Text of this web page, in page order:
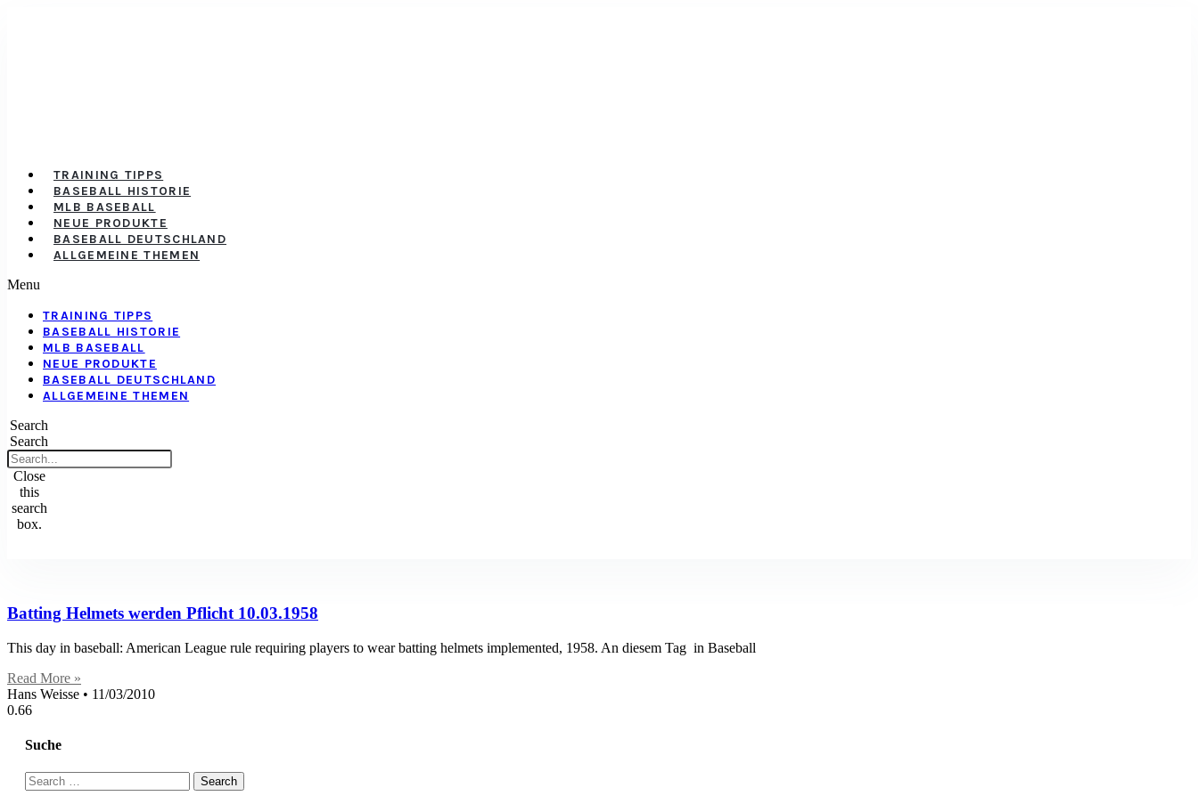
TRAINING TIPPS
BASEBALL HISTORIE
MLB BASEBALL
NEUE PRODUKTE
BASEBALL DEUTSCHLAND
ALLGEMEINE THEMEN
Menu
TRAINING TIPPS
BASEBALL HISTORIE
MLB BASEBALL
NEUE PRODUKTE
BASEBALL DEUTSCHLAND
ALLGEMEINE THEMEN
Search
Search
Close
this
search
box.
Batting Helmets werden Pflicht 10.03.1958
This day in baseball: American League rule requiring players to wear batting helmets implemented, 1958. An diesem Tag in Baseball
Read More »
Hans Weisse
11/03/2010
Suche
Search
for: